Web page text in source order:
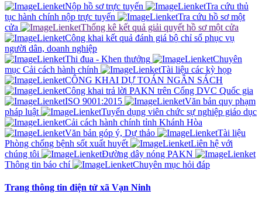
Nộp hồ sơ trực tuyến
Tra cứu thủ
tục hành chính nộp trực tuyến
Tra cứu hồ sơ một
cửa
Thống kê kết quả giải quyết hồ sơ một cửa
Công khai kết quả đánh giá bộ chỉ sổ phục vụ
người dân, doanh nghiệp
Thi đua - Khen thưởng
Chuyên
mục Cải cách hành chính
Tài liệu các kỳ họp
CÔNG KHAI DỰ TOÁN NGÂN SÁCH
Công khai trả lời PAKN trên Cổng DVC Quốc gia
ISO 9001:2015
Văn bản quy phạm
pháp luật
Tuyển dụng viên chức sự nghiệp giáo dục
Cải cách hành chính tỉnh Khánh Hòa
Văn bản góp ý, Dự thảo
Tài liệu
Phòng chống bệnh sốt xuất huyết
Liên hệ với
chúng tôi
Đường dây nóng PAKN
Thông tin báo chí
Chuyên mục hỏi đáp
Trang thông tin điện tử xã Vạn Ninh